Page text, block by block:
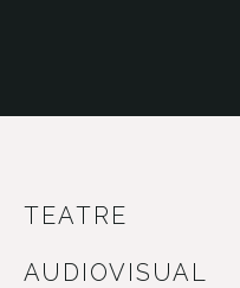
TEATRE
AUDIOVISUAL